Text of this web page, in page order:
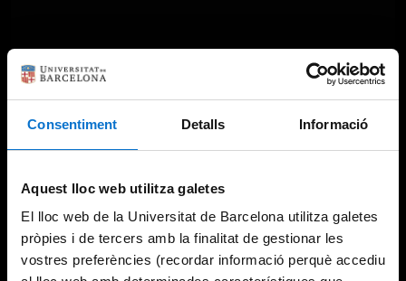
Consentiment Detalls Informació
Aquest lloc web utilitza galetes
El lloc web de la Universitat de Barcelona utilitza galetes
pròpies i de tercers amb la finalitat de gestionar les
vostres preferències (recordar informació perquè accediu